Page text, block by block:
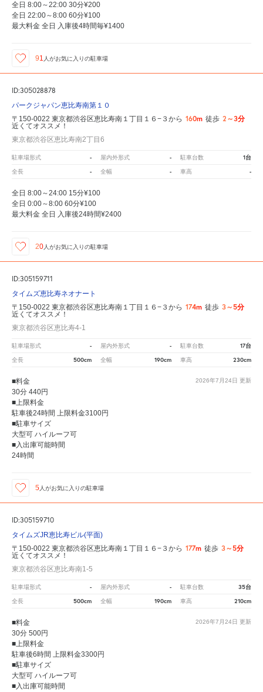
全日 8:00～22:00 30分¥200
全日 22:00～8:00 60分¥100
最大料金 全日 入庫後4時間毎¥1400
91 人がお気に入りの駐車場
ID:305028878
パークジャパン恵比寿南第１０
〒150-0022 東京都渋谷区恵比寿南１丁目１６−３から 160m 徒歩 2～3分
近くてオススメ！
東京都渋谷区恵比寿南2丁目6
駐車場形式 - 屋内外形式 - 駐車台数 1台
全長 - 全幅 - 車高 -
全日 8:00～24:00 15分¥100
全日 0:00～8:00 60分¥100
最大料金 全日 入庫後24時間¥2400
20人がお気に入りの駐車場
ID:305159711
タイムズ恵比寿ネオナート
〒150-0022 東京都渋谷区恵比寿南１丁目１６−３から 174m 徒歩 3～5分
近くてオススメ！
東京都渋谷区恵比寿4-1
駐車場形式 - 屋内外形式 - 駐車台数 17台
全長 500cm 全幅 190cm 車高 230cm
2026年7月24日 更新
■料金
30分 440円
■上限料金
駐車後24時間 上限料金3100円
■駐車サイズ
大型可 ハイルーフ可
■入出庫可能時間
24時間
5人がお気に入りの駐車場
ID:305159710
タイムズJR恵比寿ビル(平面)
〒150-0022 東京都渋谷区恵比寿南１丁目１６−３から 177m 徒歩 3～5分
近くてオススメ！
東京都渋谷区恵比寿南1-5
駐車場形式 - 屋内外形式 - 駐車台数 35台
全長 500cm 全幅 190cm 車高 210cm
2026年7月24日 更新
■料金
30分 500円
■上限料金
駐車後6時間 上限料金3300円
■駐車サイズ
大型可 ハイルーフ可
■入出庫可能時間